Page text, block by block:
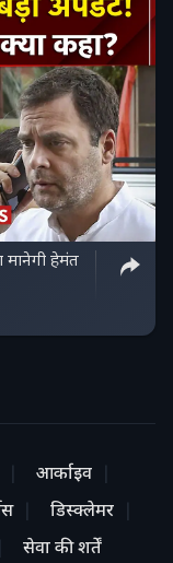
मानेगी हेमंत
आर्काइव
डिस्क्लेमर
सेवा की शर्तें